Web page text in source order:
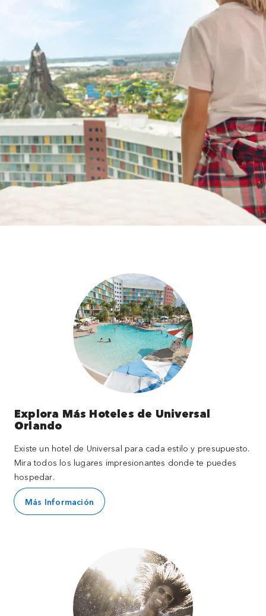
Explora Más Hoteles de Universal
Orlando
Existe un hotel de Universal para cada estilo y presupuesto.
Mira todos los lugares impresionantes donde te puedes
hospedar.
Más Información